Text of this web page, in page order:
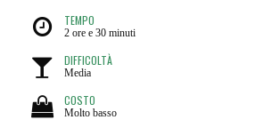
TEMPO
2 ore e 30 minuti
DIFFICOLTÀ
Media
COSTO
Molto basso